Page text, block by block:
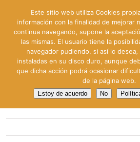
Este sitio web utiliza Cookies
información con la finalidad de mejorar
continua navegando, supone la
las mismas. El usuario tiene la
navegador pudiendo, si así lo
instaladas en su disco duro, aunque
que dicha acción podrá ocasionar
de la página web.
Estoy de acuerdo No